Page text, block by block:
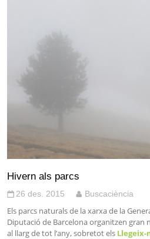
Hivern als parcs
26 des. 2015 Buscaciència
Els parcs naturals de la xarxa de la
Diputació de Barcelona organitzen gran
al llarg de tot l’any, sobretot els Llegeix-